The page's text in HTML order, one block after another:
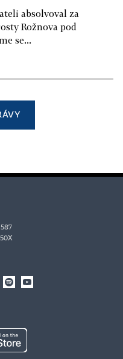
absolvoval za
Rožnova pod
se...